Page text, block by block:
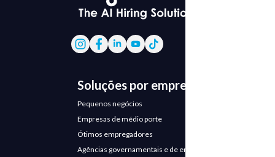
Soluções por empresa
Pequenos negócios
Empresas de médio porte
Ótimos empregadores
Agências governamentais e de emprego